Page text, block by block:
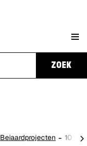
ZOEK
Beiaardprojecten 10